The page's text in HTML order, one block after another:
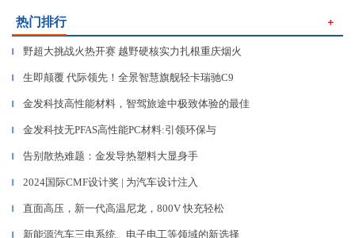
热门排行 ＋
▎ 野超大挑战火热开赛 越野硬核实力扎根重庆烟火
▎ 生即颠覆 代际领先！全景智慧旗舰轻卡瑞驰C9
▎ 金发科技高性能材料，智驾旅途中极致体验的最佳
▎ 金发科技无PFAS高性能PC材料:引领环保与
▎ 告别散热难题：金发导热塑料大显身手
▎ 2024国际CMF设计奖 | 为汽车设计注入
▎ 直面高压，新一代高温尼龙，800V 快充轻松
新能源汽车三电系统、电子电工等领域的新选择